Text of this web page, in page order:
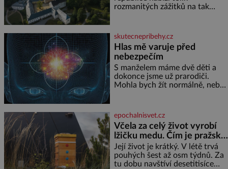
miminka měl působit především
rozmanitých zážitků na tak
jediného dne můžete
nahlédnout do útrob jedné z
nejvýznamnějších vodních
elektráren v Evropě, vydat se na
horské hřebeny, projet se na
koloběžce a den zakončit
poznáváním památek ve
skutecnepribehy.cz
Hlas mě varuje před
nebezpečím
S manželem máme dvě děti a
dokonce jsme už prarodiči.
Mohla bych žít normálně, nebýt
mzdová účetní a konec měsíce
je pro mě vždy velice psychicky
náročným obdobím. Od té
chvíle, co máme vnoučata, mi
dcera čím dál častěji volá o
pomoc, co se hlídání týče. Dalo
by se
epochalnisvet.cz
Včela za celý život vyrobí
lžičku medu. Čím je pražský
med ze střech tak ceněný?
Její život je krátký. V létě trvá
pouhých šest až osm týdnů. Za
tu dobu navštíví desetitisíce